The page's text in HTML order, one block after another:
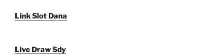
Link Slot Dana
Live Draw Sdy